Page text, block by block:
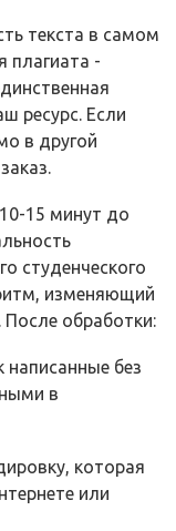
текста в самом
плагиата -
ресурс. Если
в другой
15 минут до
студенческого
изменяющий
После обработки:
написанные без
в
которая
или